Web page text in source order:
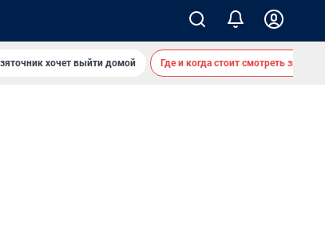
хочет выйти домой Где и когда стоит смотреть